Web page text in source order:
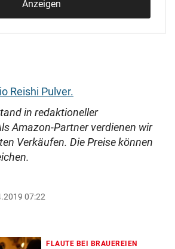
Anzeigen
Reishi Pulver.
in redaktioneller
Amazon-Partner verdienen wir
Verkäufen. Die Preise können
07:22
FLAUTE BEI BRAUEREIEN